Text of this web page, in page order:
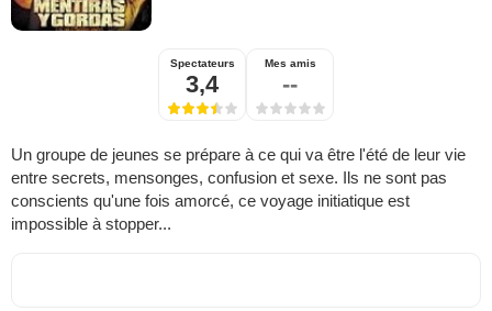
Spectateurs
3,4
Mes amis
--
Un groupe de jeunes se prépare à ce qui va être l'été de leur vie
entre secrets, mensonges, confusion et sexe. Ils ne sont pas
conscients qu'une fois amorcé, ce voyage initiatique est
impossible à stopper...